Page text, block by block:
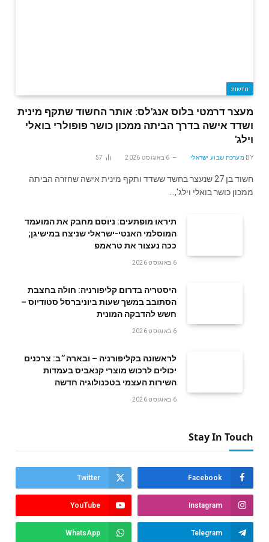
חדשות
מעצר דרמטי בלוס אנג'לס: אותר החשוד שתקף מינית
ושדד אישה בדרך הביתה ממכון כושר פופולרי בואלי
וילג'
BY מערכת שבוע ישראלי 6 באוגוסט 2026 57
חשוד בן 27 שנעצר בחשד ששדד ותקף מינית אישה שחזרה הביתה
ממכון כושר בואלי וילג',…
תיראו מופתעים: ניוסם מחבק את המועמד
המוסלמי האנטי-ישראלי שניצח במישיגן;
ככה נעצור את טראמפ
6 באוגוסט 2026
היסטריה בדרום קליפורניה: חולה בחצבת
הסתובב במשך שעות ביוניברסל סטודיוס –
חשש להדבקה המונית
6 באוגוסט 2026
לראשונה בקליפורניה – ובארה״ב: צרכנים
יכולים לרכוש מוצרי קנאביס בעמדות
השירות העצמי בטכנולוגיה חדשה
6 באוגוסט 2026
Stay In Touch
Facebook
Twitter
Instagram
YouTube
Telegram
WhatsApp